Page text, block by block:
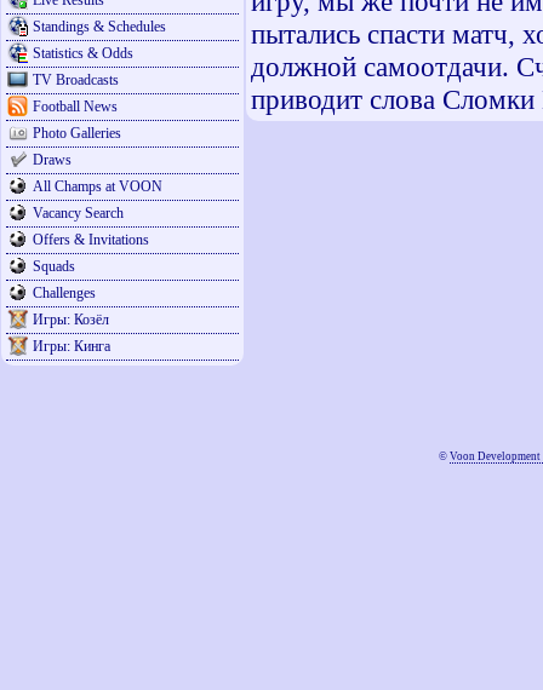
Standings & Schedules
Statistics & Odds
TV Broadcasts
Football News
Photo Galleries
Draws
All Champs at VOON
Vacancy Search
Offers & Invitations
Squads
Challenges
Игры: Козёл
Игры: Кинга
пытались спасти матч,
должной самоотдачи.
приводит слова
© Voon Development